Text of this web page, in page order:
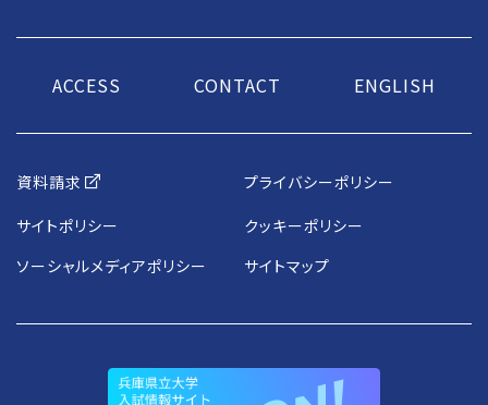
ACCESS CONTACT ENGLISH
資料請求
プライバシーポリシー
サイトポリシー
クッキーポリシー
ソーシャルメディアポリシー
サイトマップ